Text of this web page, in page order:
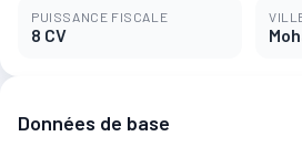
PUISSANCE FISCALE
8 CV
Données de base